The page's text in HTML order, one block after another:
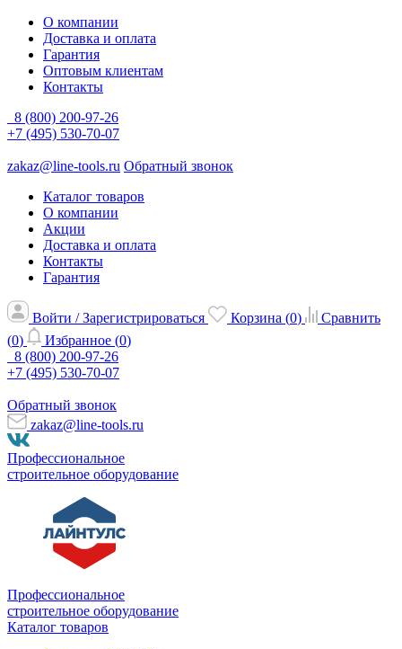
О компании
Доставка и оплата
Гарантия
Оптовым клиентам
Контакты
8 (800) 200-97-26
+7 (495) 530-70-07
zakaz@line-tools.ru Обратный звонок
Каталог товаров
О компании
Акции
Доставка и оплата
Контакты
Гарантия
Войти / Зарегистрироваться Корзина (0)
Сравнить
(0) Избранное (0)
8 (800) 200-97-26
+7 (495) 530-70-07
Обратный звонок
zakaz@line-tools.ru
Профессиональное
строительное оборудование
Профессиональное
строительное оборудование
Каталог товаров